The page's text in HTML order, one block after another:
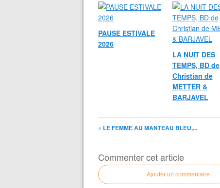
PAUSE ESTIVALE
2026
LA NUIT DES
TEMPS, BD de
Christian de
METTER &
BARJAVEL
« LE FEMME AU MANTEAU BLEU,...
Commenter cet article
Ajouter un commentaire